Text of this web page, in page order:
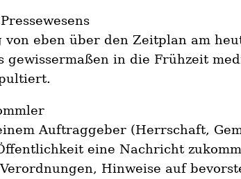
von eben über den Zeitplan am
gewissermaßen in die Frühzeit
Auftraggeber (Herrschaft,
eine Nachricht
Hinweise auf